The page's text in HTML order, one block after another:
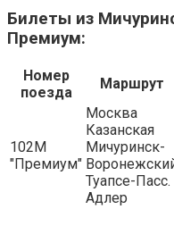
Билеты из
Премиум:
Номер
поезда
Маршрут
102М
"Премиум"
Москва
Казанская
Мичуринск-
Туапсе-Пасс.
Адлер